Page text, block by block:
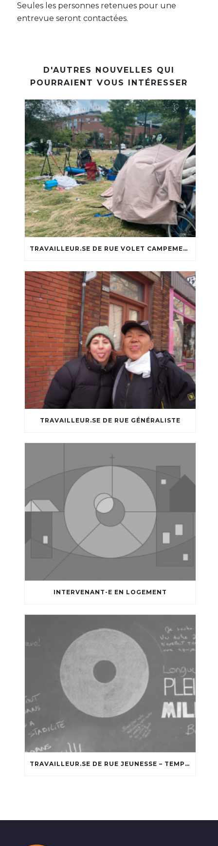
Seules les personnes retenues pour une
entrevue seront contactées.
D'AUTRES NOUVELLES QUI
POURRAIENT VOUS INTÉRESSER
TRAVAILLEUR.SE DE RUE VOLET CAMPEMENT
TRAVAILLEUR.SE DE RUE GÉNÉRALISTE
INTERVENANT-E EN LOGEMENT
TRAVAILLEUR.SE DE RUE JEUNESSE – TEMPS PLEIN